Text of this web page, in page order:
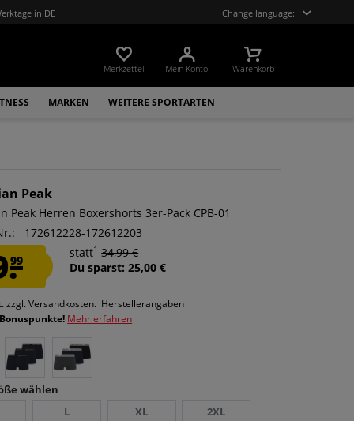
in DE Change language:
Merkzettel Mein Konto Warenkorb
MARKEN WEITERE SPORTARTEN
Peak
Peak Herren Boxershorts 3er-Pack CPB-01
172612228-172612203
99
statt1 34,99 €
Du sparst: 25,00 €
zzgl. Versandkosten. Herstellerangaben
Mehr erfahren
wählen
L XL 2XL